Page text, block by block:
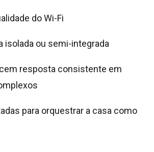
do Wi-Fi
isolada ou semi-integrada
resposta consistente em
para orquestrar a casa como